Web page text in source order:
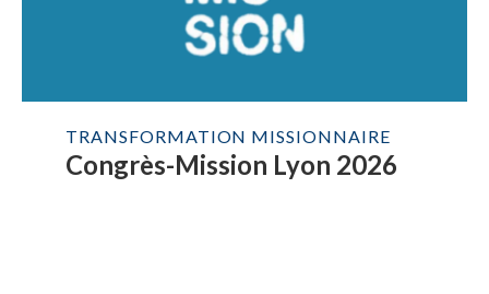
TRANSFORMATION MISSIONNAIRE
Congrès-Mission Lyon 2026